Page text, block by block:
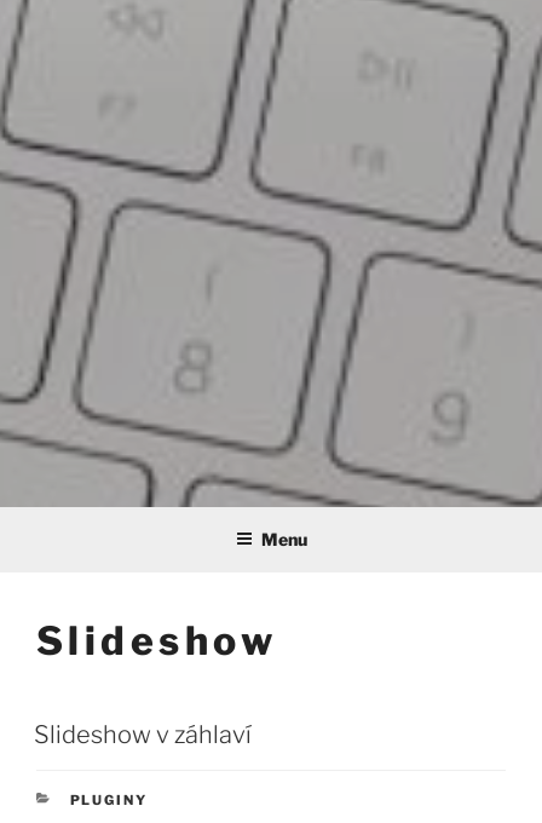
Menu
Slideshow
Slideshow v záhlaví
RUBRIKY
PLUGINY